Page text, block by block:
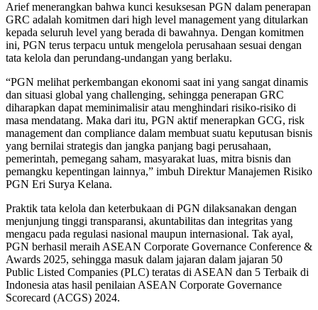
Arief menerangkan bahwa kunci kesuksesan PGN dalam penerapan
GRC adalah komitmen dari high level management yang ditularkan
kepada seluruh level yang berada di bawahnya. Dengan komitmen
ini, PGN terus terpacu untuk mengelola perusahaan sesuai dengan
tata kelola dan perundang-undangan yang berlaku.
“PGN melihat perkembangan ekonomi saat ini yang sangat dinamis
dan situasi global yang challenging, sehingga penerapan GRC
diharapkan dapat meminimalisir atau menghindari risiko-risiko di
masa mendatang. Maka dari itu, PGN aktif menerapkan GCG, risk
management dan compliance dalam membuat suatu keputusan bisnis
yang bernilai strategis dan jangka panjang bagi perusahaan,
pemerintah, pemegang saham, masyarakat luas, mitra bisnis dan
pemangku kepentingan lainnya,” imbuh Direktur Manajemen Risiko
PGN Eri Surya Kelana.
Praktik tata kelola dan keterbukaan di PGN dilaksanakan dengan
menjunjung tinggi transparansi, akuntabilitas dan integritas yang
mengacu pada regulasi nasional maupun internasional. Tak ayal,
PGN berhasil meraih ASEAN Corporate Governance Conference &
Awards 2025, sehingga masuk dalam jajaran dalam jajaran 50
Public Listed Companies (PLC) teratas di ASEAN dan 5 Terbaik di
Indonesia atas hasil penilaian ASEAN Corporate Governance
Scorecard (ACGS) 2024.